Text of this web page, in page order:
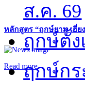
หลักสูตร “ฤกษ์ยาม เฮี่ย
Read more
ส.ค. 69
ฤกษ์ตั้ง
ฤกษ์ก